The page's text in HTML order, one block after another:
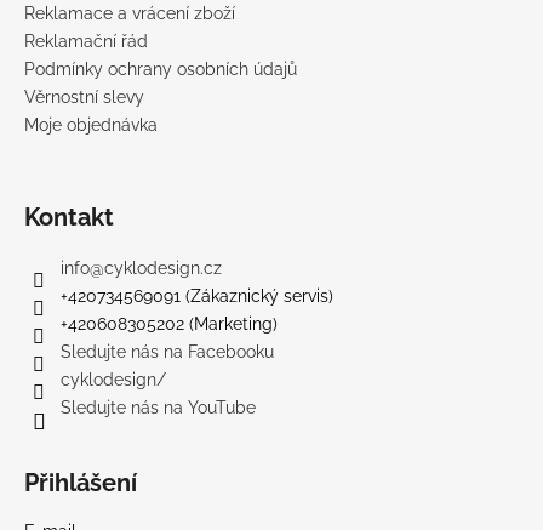
Reklamace a vrácení zboží
Reklamační řád
Podmínky ochrany osobních údajů
Věrnostní slevy
Moje objednávka
Kontakt
info@cyklodesign.cz
+420734569091 (Zákaznický servis)
+420608305202 (Marketing)
Sledujte nás na Facebooku
cyklodesign/
Sledujte nás na YouTube
Přihlášení